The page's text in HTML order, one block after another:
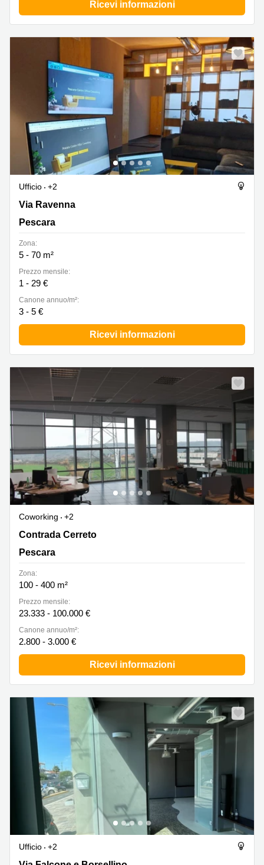
Ricevi informazioni
Ufficio
+2
Via Ravenna 107, Pescara
Via Ravenna
Pescara
Zona:
5 - 70 m²
Prezzo mensile:
1 - 29 €
Canone annuo/m²:
3 - 5 €
Ricevi informazioni
Coworking
+2
Contrada Cerreto, 264, Pescara
Contrada Cerreto
Pescara
Zona:
100 - 400 m²
Prezzo mensile:
23.333 - 100.000 €
Canone annuo/m²:
2.800 - 3.000 €
Ricevi informazioni
Ufficio
+2